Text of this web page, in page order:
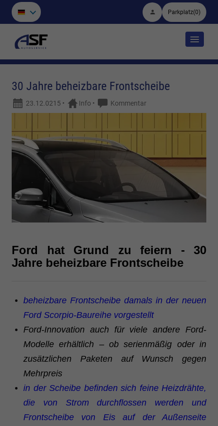
Parkplatz(0)
30 Jahre beheizbare Frontscheibe
23.12.0215 • Info • Kommentar
Ford hat Grund zu feiern - 30
Jahre beheizbare Frontscheibe
beheizbare Frontscheibe damals in der neuen
Ford Scorpio-Baureihe vorgestellt
Ford-Innovation auch für viele andere Ford-
Modelle erhältlich – ob serienmäßig oder in
zusätzlichen Paketen auf Wunsch gegen
Mehrpreis
in der Scheibe befinden sich feine Heizdrähte,
die von Strom durchflossen werden und
Frontscheibe von Eis auf der Außenseite